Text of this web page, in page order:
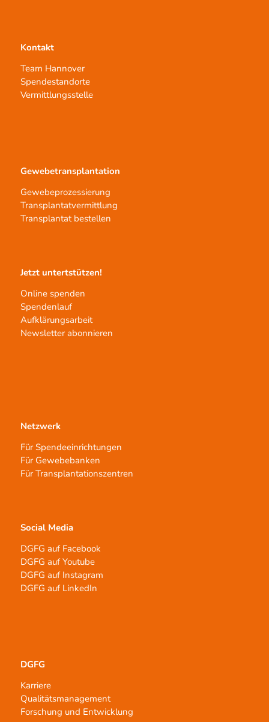
Kontakt
Team Hannover
Spendestandorte
Vermittlungsstelle
Gewebetransplantation
Gewebeprozessierung
Transplantatvermittlung
Transplantat bestellen
Jetzt untertstützen!
Online spenden
Spendenlauf
Aufklärungsarbeit
Newsletter abonnieren
Netzwerk
Für Spendeeinrichtungen
Für Gewebebanken
Für Transplantationszentren
Social Media
DGFG auf Facebook
DGFG auf Youtube
DGFG auf Instagram
DGFG auf LinkedIn
DGFG
Karriere
Qualitätsmanagement
Forschung und Entwicklung